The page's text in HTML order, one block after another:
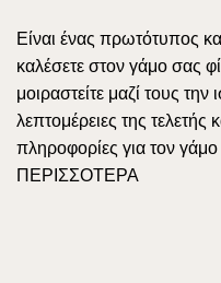
Είναι ένας πρωτότυπος
καλέσετε στον γάμο σας
μοιραστείτε μαζί τους την
λεπτομέρειες της τελετής
πληροφορίες για τον
ΠΕΡΙΣΣΟΤΕΡΑ